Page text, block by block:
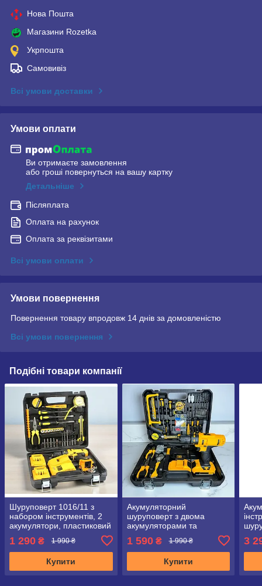
Нова Пошта
Магазини Rozetka
Укрпошта
Самовивіз
Всі умови доставки
Умови оплати
Ви отримаєте замовлення
або гроші повернуться на вашу картку
Детальніше
Післяплата
Оплата на рахунок
Оплата за реквізитами
Всі умови оплати
Умови повернення
Повернення товару впродовж 14 днів за домовленістю
Всі умови повернення
Подібні товари компанії
Шуруповерт 1016/11 з
набором інструментів, 2
акумулятори, пластиковий
1 290 ₴ 1 990 ₴
Купити
Акумуляторний
шуруповерт з двома
акумуляторами та
валізі
1 590₴ 1 990 ₴
Купити
3